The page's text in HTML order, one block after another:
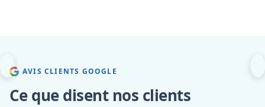
AVIS CLIENTS GOOGLE
Ce que disent nos clients